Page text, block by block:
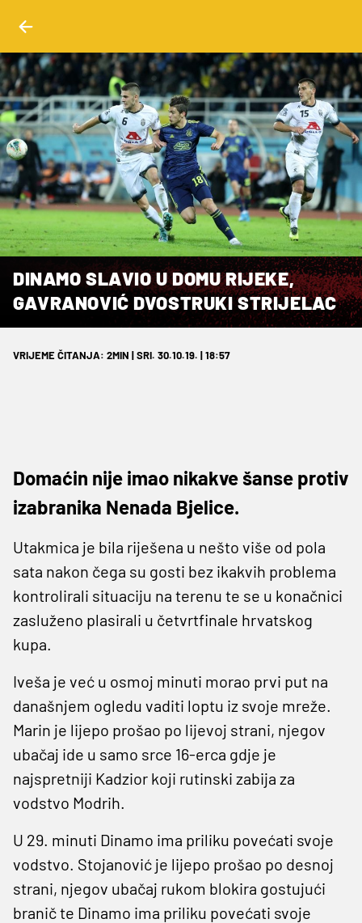
DINAMO SLAVIO U DOMU RIJEKE,
GAVRANOVIĆ DVOSTRUKI STRIJELAC
VRIJEME ČITANJA: 2MIN | SRI. 30.10.19. | 18:57
Domaćin nije imao nikakve šanse protiv
izabranika Nenada Bjelice.
Utakmica je bila riješena u nešto više od pola
sata nakon čega su gosti bez ikakvih problema
kontrolirali situaciju na terenu te se u konačnici
zasluženo plasirali u četvrtfinale hrvatskog
kupa.
Iveša je već u osmoj minuti morao prvi put na
današnjem ogledu vaditi loptu iz svoje mreže.
Marin je lijepo prošao po lijevoj strani, njegov
ubačaj ide u samo srce 16-erca gdje je
najspretniji Kadzior koji rutinski zabija za
vodstvo Modrih.
U 29. minuti Dinamo ima priliku povećati svoje
vodstvo. Stojanović je lijepo prošao po desnoj
strani, njegov ubačaj rukom blokira gostujući
branič te Dinamo ima priliku povećati svoje